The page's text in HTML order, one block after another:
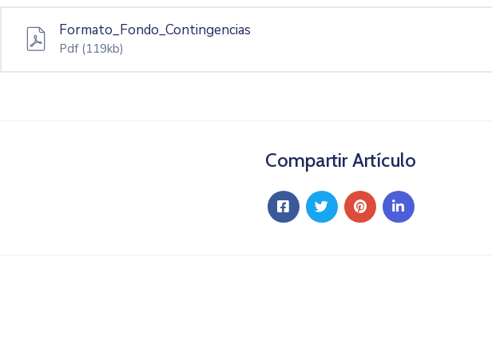
Formato_Fondo_Contingencias
Pdf (119kb)
Compartir Artículo